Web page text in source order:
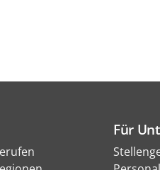
Für